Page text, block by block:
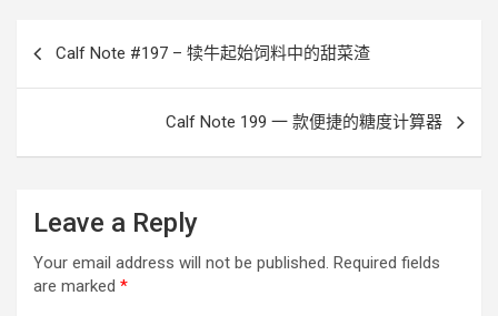
Calf Note #197 – 犊牛起始饲料中的甜菜渣
Calf Note 199 一 款便捷的糖度计算器
Leave a Reply
Your email address will not be published. Required fields
are marked *